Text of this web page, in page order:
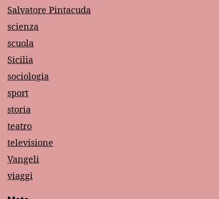
Salvatore Pintacuda
scienza
scuola
Sicilia
sociologia
sport
storia
teatro
televisione
Vangeli
viaggi